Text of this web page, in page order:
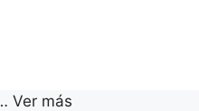
Ver más